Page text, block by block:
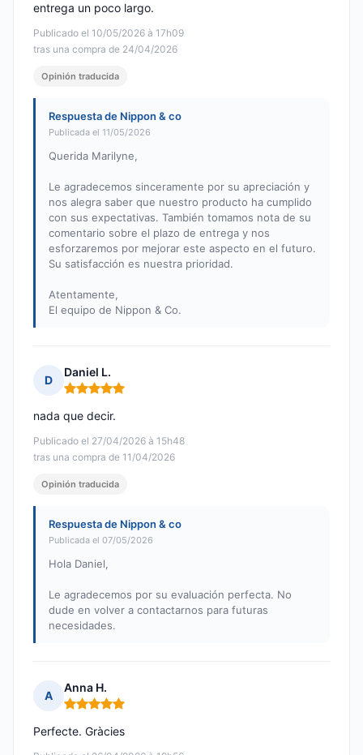
Publicado el 10/05/2026 à 17h09
tras una compra de 24/04/2026
entrega un poco largo.
Opinión traducida
Respuesta de Nippon & co
Publicada el 11/05/2026
Querida Marilyne,
Le agradecemos sinceramente por su apreciación y
nos alegra saber que nuestro producto ha cumplido
con sus expectativas. También tomamos nota de su
comentario sobre el plazo de entrega y nos
esforzaremos por mejorar este aspecto en el futuro.
Su satisfacción es nuestra prioridad.
Atentamente,
El equipo de Nippon & Co.
D
Daniel L.
Nota: 5 de 5
Publicado el 27/04/2026 à 15h48
tras una compra de 11/04/2026
nada que decir.
Opinión traducida
Respuesta de Nippon & co
Publicada el 07/05/2026
Hola Daniel,
Le agradecemos por su evaluación perfecta. No
dude en volver a contactarnos para futuras
necesidades.
A
Anna H.
Nota: 5 de 5
Perfecte. Gràcies